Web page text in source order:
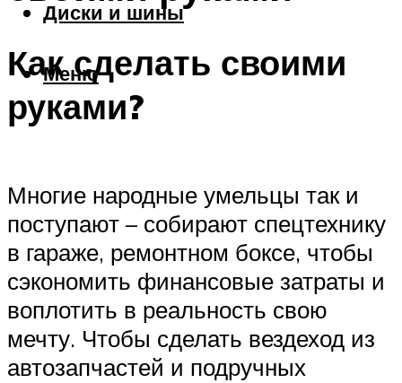
Диски и шины
Меню
Как сделать своими
руками?
Многие народные умельцы так и
поступают – собирают спецтехнику
в гараже, ремонтном боксе, чтобы
сэкономить финансовые затраты и
воплотить в реальность свою
мечту. Чтобы сделать вездеход из
автозапчастей и подручных